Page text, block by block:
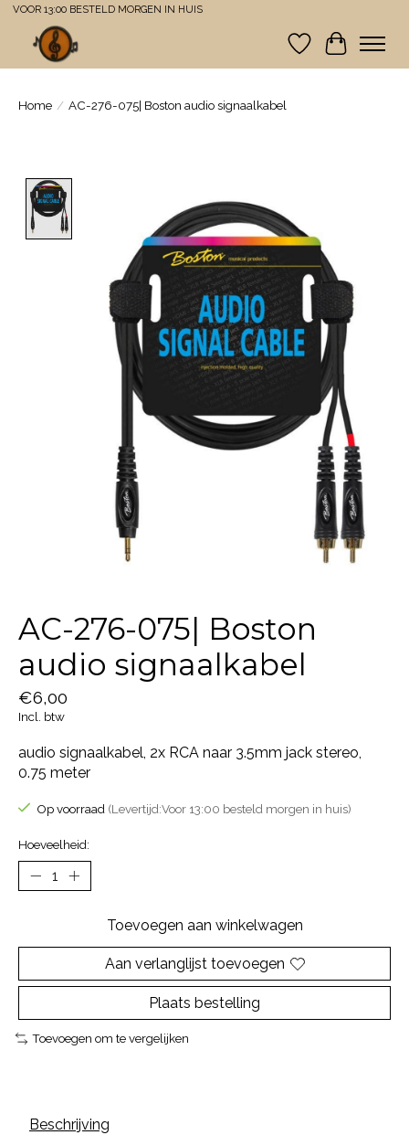
VOOR 13:00 BESTELD MORGEN IN HUIS
Verlanglijst
Home / AC-276-075| Boston audio signaalkabel
AC-276-075| Boston
audio signaalkabel
€6,00
Incl. btw
audio signaalkabel, 2x RCA naar 3.5mm jack stereo,
0.75 meter
Op voorraad (Levertijd:Voor 13:00 besteld morgen in huis)
Hoeveelheid:
Toevoegen aan winkelwagen
Aan verlanglijst toevoegen
Plaats bestelling
Toevoegen om te vergelijken
Beschrijving